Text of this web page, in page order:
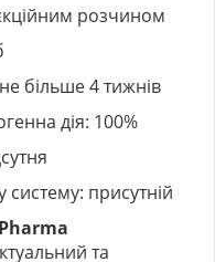
розчином
більше 4 тижнів
дія: 100%
присутній
та